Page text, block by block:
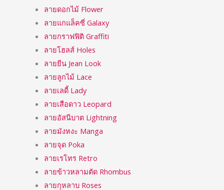
ลายดอกไม้ Flower
ลายแกแล็คซี่ Galaxy
ลายกราฟฟิติ Graffiti
ลายโฮลส์ Holes
ลายยีน Jean Look
ลายลูกไม้ Lace
ลายเลดี้ Lady
ลายเสือดาว Leopard
ลายอัสนีบาต Lightning
ลายมังหงะ Manga
ลายจุด Poka
ลายเรโทร Retro
ลายข้าวหลามตัด Rhombus
ลายกุุหลาบ Roses